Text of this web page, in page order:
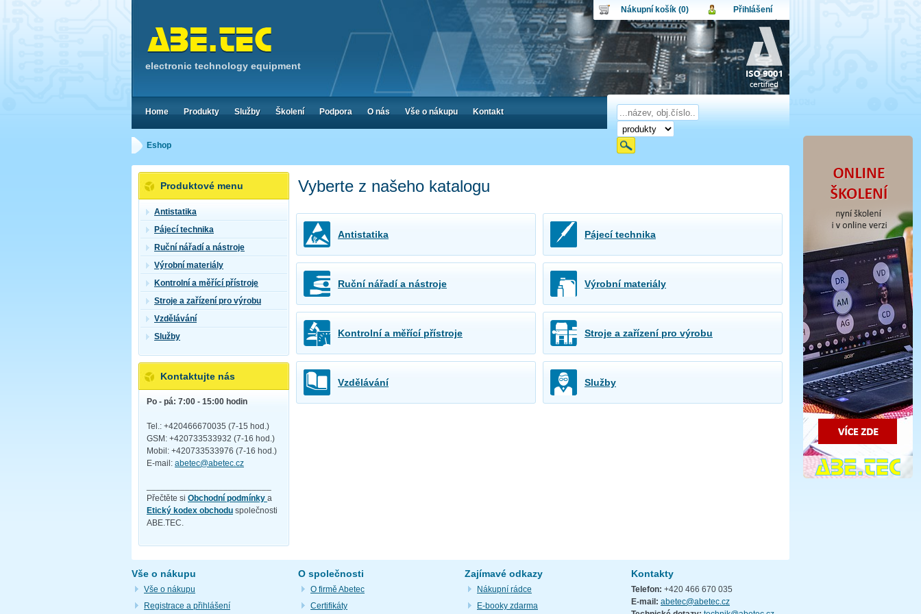
Eshop
Vyberte z našeho katalogu
Antistatika Pájecí technika
Ruční nářadí a nástroje Výrobní materiály
Kontrolní a měřící přístroje Stroje a zařízení pro výrobu
Vzdělávání Služby
Produktové menu
Antistatika
Pájecí technika
Ruční nářadí a nástroje
Výrobní materiály
Kontrolní a měřící přístroje
Stroje a zařízení pro výrobu
Vzdělávání
Služby
Kontaktujte nás
Po - pá: 7:00 - 15:00 hodin
Tel.: +420466670035 (7-15 hod.)
GSM: +420733533932 (7-16 hod.)
Mobil: +420733533976 (7-16 hod.)
E-mail: abetec@abetec.cz
Přečtěte si Obchodní podmínky a
Etický kodex obchodu společnosti
ABE.TEC.
Vše o nákupu
Vše o nákupu
Registrace a přihlášení
O společnosti
O firmě Abetec
Certifikáty
Zajímavé odkazy
Nákupní rádce
E-booky zdarma
Kontakty
Telefon: +420 466 670 035
E-mail: abetec@abetec.cz
electronic technology equipment
Nákupní košík (0)
Nákupní košík je momentálně prázdný.
Obsah košíku
Počet produktů:0
Cena celkem:
0,00 CZK
Přihlášení
Uživatel:
Heslo:
Přihlásit
Zapomenuté heslo Nová registrace
Home Produkty Služby Školení Podpora O nás Vše o nákupu Kontakt